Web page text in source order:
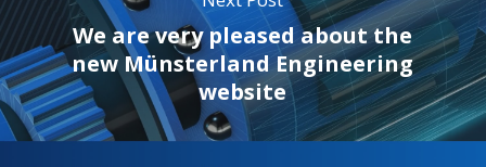
We are very pleased about the
new Münsterland Engineering
website